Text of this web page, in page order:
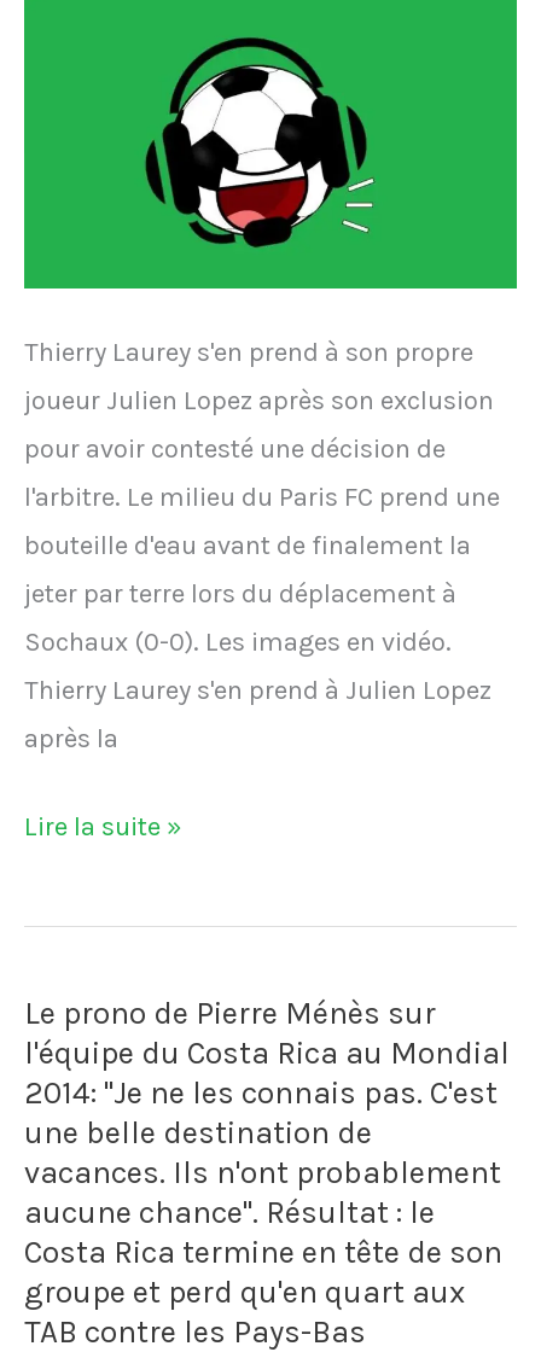
se
prendre
la
tête"
Thierry Laurey s'en prend à son propre
joueur Julien Lopez après son exclusion
pour avoir contesté une décision de
l'arbitre. Le milieu du Paris FC prend une
bouteille d'eau avant de finalement la
jeter par terre lors du déplacement à
Sochaux (0-0). Les images en vidéo.
Thierry Laurey s'en prend à Julien Lopez
après la
VIDÉO
Thierry
s'en
prend
son
propre
joueur
Julien
Lire la suite »
Le prono de Pierre Ménès sur
l'équipe du Costa Rica au Mondial
2014: "Je ne les connais pas. C'est
une belle destination de
vacances. Ils n'ont probablement
aucune chance". Résultat : le
Costa Rica termine en tête de son
groupe et perd qu'en quart aux
TAB contre les Pays-Bas